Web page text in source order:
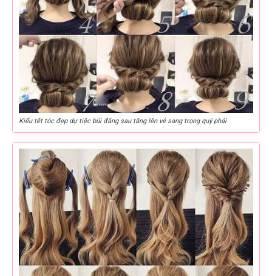
Kiểu tết tóc đẹp dự tiệc búi đằng sau tăng lên vẻ sang trọng quý phái